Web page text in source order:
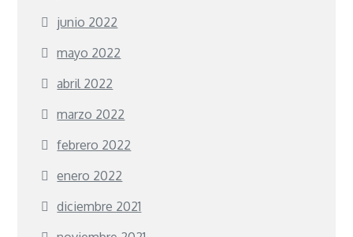
junio 2022
mayo 2022
abril 2022
marzo 2022
febrero 2022
enero 2022
diciembre 2021